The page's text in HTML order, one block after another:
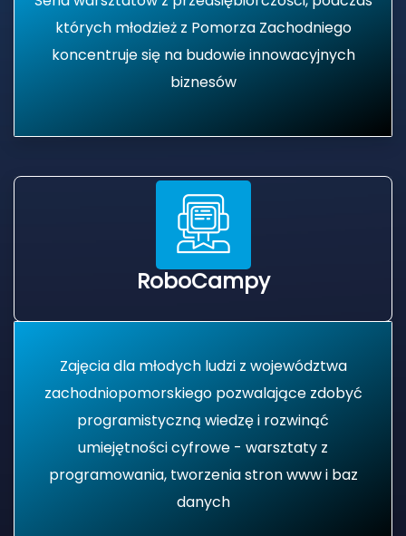
„Innowator Pomorza Zachodniego” 2025
których młodzież z Pomorza Zachodniego
koncentruje się na budowie innowacyjnych
biznesów
RoboCampy
Zajęcia dla młodych ludzi z województwa
zachodniopomorskiego pozwalające zdobyć
programistyczną wiedzę i rozwinąć
umiejętności cyfrowe - warsztaty z
programowania, tworzenia stron www i baz
danych